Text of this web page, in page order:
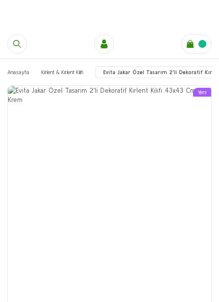
Anasayfa Kırlent & Kırlent Kılıfı Evita Jakar Özel Tasarım 2'li Dekoratif
Yeni